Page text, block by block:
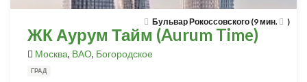
Бульвар Рокоссовского (9 мин. )
ЖК Аурум Тайм (Aurum Time)
Москва, ВАО, Богородское
ГРАД